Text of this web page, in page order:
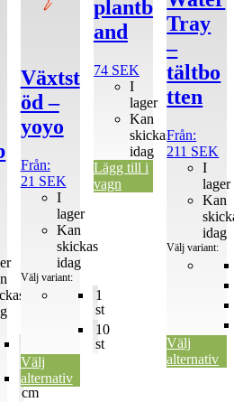
cm
120
cm
Växtst
öd –
yoyo
Från:
21 SEK
1
st
10
st
I
lager
Kan
skickas
idag
Välj variant:
Välj
alternativ
varianter.
kan
väljas
på
produktsidan
plantb
and
74 SEK
I
lager
Kan
skickas
idag
Lägg till i
vagn
Tray
–
tältbo
tten
Från:
211 SEK
I
lager
Kan
idag
Välj variant:
Välj
alternativ
varianter.
De
alternativen
kan
väljas
på